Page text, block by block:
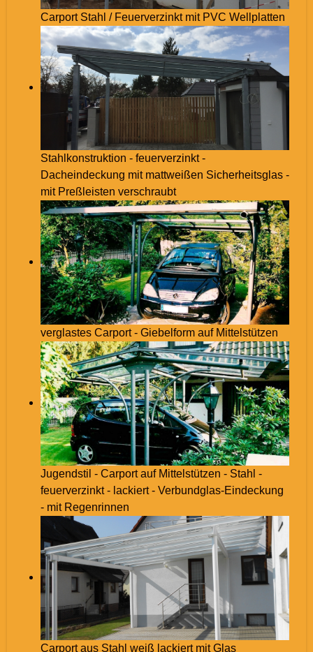
Carport Stahl / Feuerverzinkt mit PVC Wellplatten
Stahlkonstruktion - feuerverzinkt -
Dacheindeckung mit mattweißen Sicherheitsglas -
mit Preßleisten verschraubt
verglastes Carport - Giebelform auf Mittelstützen
Jugendstil - Carport auf Mittelstützen - Stahl -
feuerverzinkt - lackiert - Verbundglas-Eindeckung
- mit Regenrinnen
Carport aus Stahl weiß lackiert mit Glas